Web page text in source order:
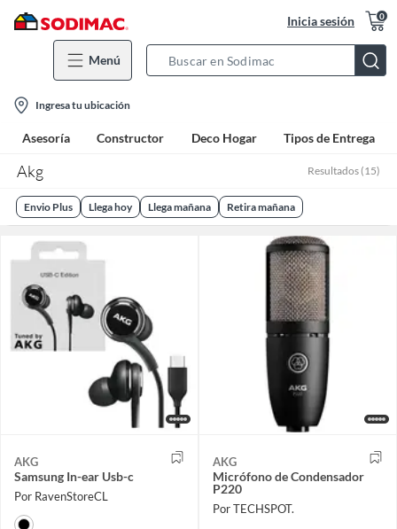
Inicia sesión 0
Menú
Bar
location-
icon
Ingresa tu ubicación
Asesoría Constructor Deco Hogar Tipos de Entrega
Akg Resultados (15)
Envio Plus Llega hoy Llega mañana Retira mañana
AKG
Samsung In-ear Usb-c
Por RavenStoreCL
AKG
Micrófono de Condensador
P220
Por TECHSPOT.